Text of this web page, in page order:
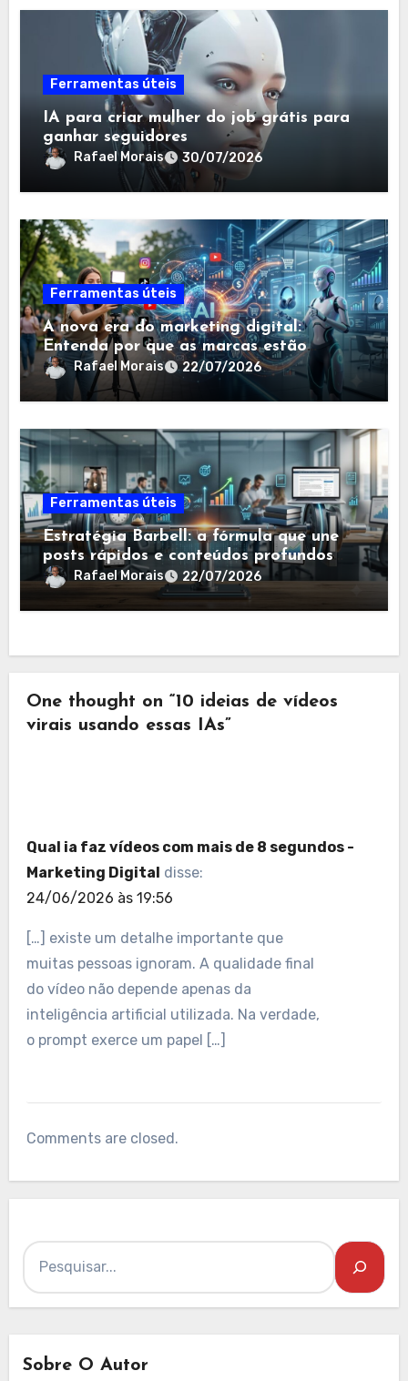
Ferramentas úteis
IA para criar mulher do job grátis para
ganhar seguidores
Rafael Morais 30/07/2026
Ferramentas úteis
A nova era do marketing digital:
Entenda por que as marcas estão
trocando o UGC tradicional pelo modelo
AI-UGC
Rafael Morais 22/07/2026
Ferramentas úteis
Estratégia Barbell: a fórmula que une
posts rápidos e conteúdos profundos
para explodir seu engajamento
Rafael Morais 22/07/2026
One thought on “10 ideias de vídeos
virais usando essas IAs”
Qual ia faz vídeos com mais de 8 segundos -
Marketing Digital disse:
24/06/2026 às 19:56
[…] existe um detalhe importante que
muitas pessoas ignoram. A qualidade final
do vídeo não depende apenas da
inteligência artificial utilizada. Na verdade,
o prompt exerce um papel […]
Comments are closed.
Sobre O Autor